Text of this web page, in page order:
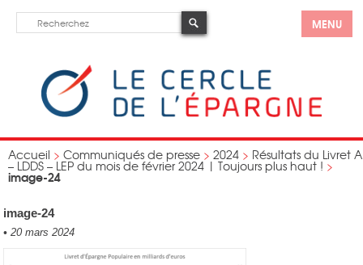
MENU
Accueil > Communiqués de presse > 2024 > Résultats du Livret A
– LDDS – LEP du mois de février 2024 | Toujours plus haut ! >
image-24
image-24
• 20 mars 2024